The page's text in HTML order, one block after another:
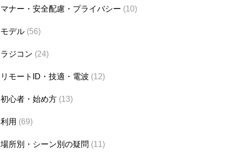
マナー・安全配慮・プライバシー (10)
モデル (56)
ラジコン (24)
リモートID・技適・電波 (12)
初心者・始め方 (13)
利用 (69)
場所別・シーン別の疑問 (11)